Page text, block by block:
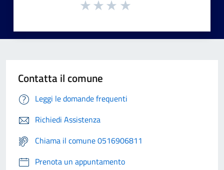
Contatta il comune
Leggi le domande frequenti
Richiedi Assistenza
Chiama il comune 0516906811
Prenota un appuntamento